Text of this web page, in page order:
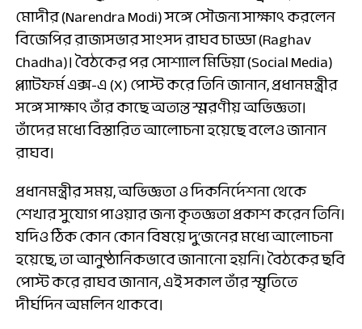
মোদীর (Narendra Modi) সঙ্গে সৌজন্য সাক্ষাৎ করলেন
বিজেপির রাজ্যসভার সাংসদ রাঘব চাড্ডা (Raghav
Chadha)। বৈঠকের পর সোশ্যাল মিডিয়া (Social Media)
প্ল্যাটফর্ম এক্স-এ (X) পোস্ট করে তিনি জানান, প্রধানমন্ত্রীর
সঙ্গে সাক্ষাৎ তাঁর কাছে অত্যন্ত স্মরণীয় অভিজ্ঞতা।
তাঁদের মধ্যে বিস্তারিত আলোচনা হয়েছে বলেও জানান
রাঘব।
প্রধানমন্ত্রীর সময়, অভিজ্ঞতা ও দিকনির্দেশনা থেকে
শেখার সুযোগ পাওয়ার জন্য কৃতজ্ঞতা প্রকাশ করেন তিনি।
যদিও ঠিক কোন কোন বিষয়ে দু’জনের মধ্যে আলোচনা
হয়েছে, তা আনুষ্ঠানিকভাবে জানানো হয়নি। বৈঠকের ছবি
পোস্ট করে রাঘব জানান, এই সকাল তাঁর স্মৃতিতে
দীর্ঘদিন অমলিন থাকবে।